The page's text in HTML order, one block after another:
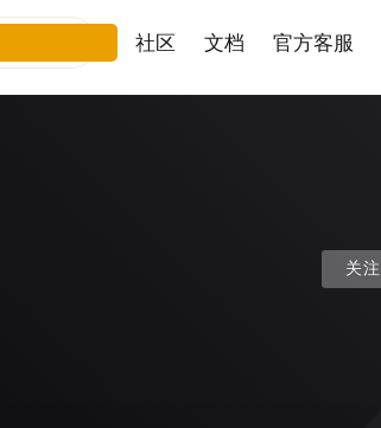
社区 文档 官方客服
关注